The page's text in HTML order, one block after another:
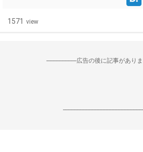
1571 view
--------------------広告の後に記事がありま